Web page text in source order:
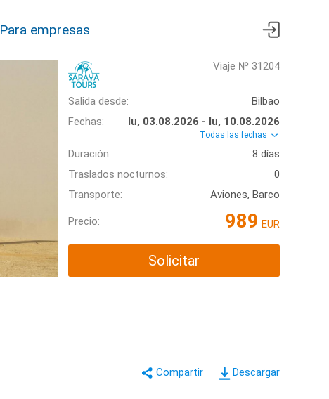
Para empresas
Viaje № 31204
Salida desde:
Bilbao
Fechas:
lu, 03.08.2026 - lu, 10.08.2026
Todas las fechas
Duración:
8 días
Traslados nocturnos:
0
Transporte:
Aviones, Barco
Precio: 989 EUR
Solicitar
Descargar